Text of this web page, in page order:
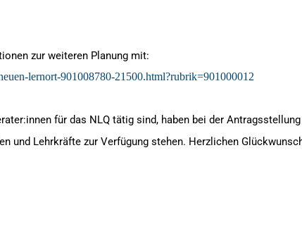
zur weiteren Planung mit:
lernort-901008780-21500.html?rubrik=901000012
für das NLQ tätig sind, haben bei der
und Lehrkräfte zur Verfügung stehen. Herzlichen